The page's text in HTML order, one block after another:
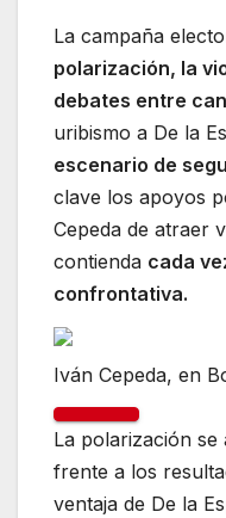
La campaña
polarización, la
debates entre
uribismo a De la
escenario de
clave los apoyos
Cepeda de atraer
contienda cada
confrontativa.
Iván Cepeda, en
La polarización se
frente a los
ventaja de De la